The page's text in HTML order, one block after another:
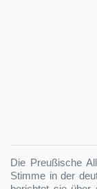
Die Preußische
Stimme in der